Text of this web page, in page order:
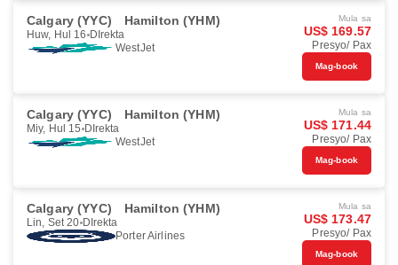
Calgary (YYC) Hamilton (YHM)
Huw, Hul 16 DIrekta
WestJet
Mula sa
US$ 169.57
Presyo/ Pax
Mag-book
Calgary (YYC) Hamilton (YHM)
Miy, Hul 15 DIrekta
WestJet
Mula sa
US$ 171.44
Presyo/ Pax
Mag-book
Calgary (YYC) Hamilton (YHM)
Lin, Set 20 DIrekta
Porter Airlines
Mula sa
US$ 173.47
Presyo/ Pax
Mag-book